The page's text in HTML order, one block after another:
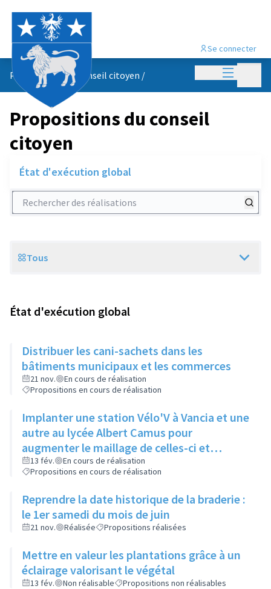
Menu
Se connecter
Propositions du conseil citoyen /
Propositions du conseil
citoyen
État d'exécution global
Rechercher des réalisations
Scope
Tous
État d'exécution global
Distribuer les cani-sachets dans les
bâtiments municipaux et les commerces
21 nov.
En cours de réalisation
Propositions en cours de réalisation
Implanter une station Vélo'V à Vancia et une
autre au lycée Albert Camus pour
augmenter le maillage de celles-ci et
compenser le manque de bus à Vancia
notamment
13 fév.
En cours de réalisation
Propositions en cours de réalisation
Reprendre la date historique de la braderie :
le 1er samedi du mois de juin
21 nov. Réalisée Propositions réalisées
Mettre en valeur les plantations grâce à un
éclairage valorisant le végétal
13 fév. Non réalisable Propositions non réalisables